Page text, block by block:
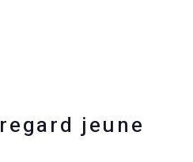
regard jeune